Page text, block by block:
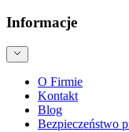
Informacje
O Firmie
Kontakt
Blog
Bezpieczeństwo